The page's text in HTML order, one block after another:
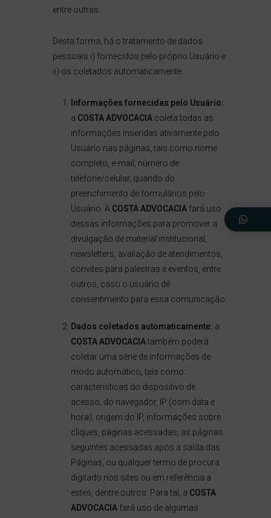
entre outras.
Desta forma, há o tratamento de dados
pessoais i) fornecidos pelo próprio Usuário e
ii) os coletados automaticamente.
Informações fornecidas pelo Usuário:
a COSTA ADVOCACIAcoleta todas as
informações inseridas ativamente pelo
Usuário nas páginas, tais como nome
completo, e-mail, número de
telefone/celular, quando do
preenchimento de formulários pelo
Usuário. A COSTA ADVOCACIAfará uso
dessas informações para promover a
divulgação de material institucional,
newsletters, avaliação de atendimentos,
convites para palestras e eventos, entre
outros, caso o usuário dê
consentimento para essa comunicação.
Dados coletados automaticamente: a
COSTA ADVOCACIAtambém poderá
coletar uma série de informações de
modo automático, tais como:
características do dispositivo de
acesso, do navegador, IP (com data e
hora), origem do IP, informações sobre
cliques, páginas acessadas, as páginas
seguintes acessadas após a saída das
Páginas, ou qualquer termo de procura
digitado nos sites ou em referência a
estes, dentre outros. Para tal, a COSTA
ADVOCACIAfará uso de algumas